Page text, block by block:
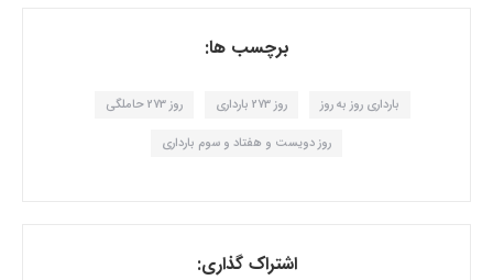
برچسب ها:
بارداری روز به روز روز 273 بارداری روز 273 حاملگی
روز دویست و هفتاد و سوم بارداری
اشتراک گذاری: